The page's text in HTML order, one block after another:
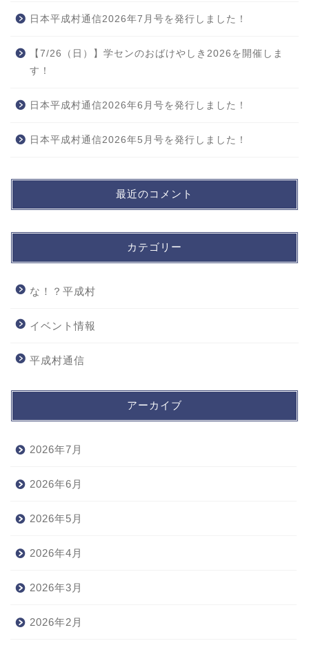
日本平成村通信2026年7月号を発行しました！
【7/26（日）】学センのおばけやしき2026を開催しま
す！
日本平成村通信2026年6月号を発行しました！
日本平成村通信2026年5月号を発行しました！
最近のコメント
カテゴリー
な！？平成村
イベント情報
平成村通信
アーカイブ
2026年7月
2026年6月
2026年5月
2026年4月
2026年3月
2026年2月